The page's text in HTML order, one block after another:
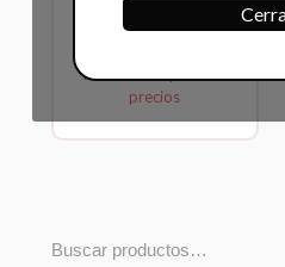
Inicia sesión para ver
precios